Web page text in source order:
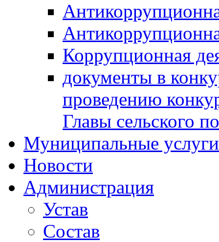
Коррупционная
документы в
проведению
Главы сельского
Муниципальные
Новости
Администрация
Устав
Состав